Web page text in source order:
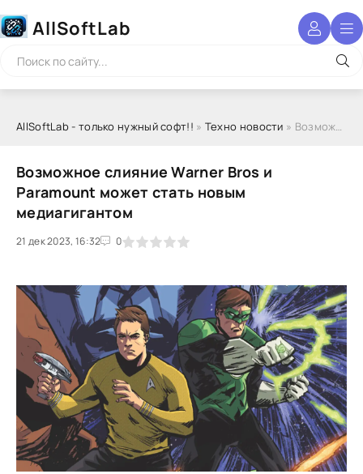
AllSoftLab
AllSoftLab - только нужный софт!! » Техно новости » Возможное слияние Warner Bros и Paramount может стать новым медиагигантом
Возможное слияние Warner Bros и
Paramount может стать новым
медиагигантом
21 дек 2023, 16:32 0
1 2 3 4 5